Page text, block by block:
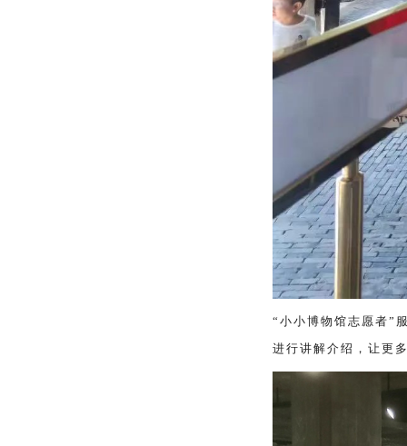
“小小博物馆志愿者”
进行讲解介绍，让更